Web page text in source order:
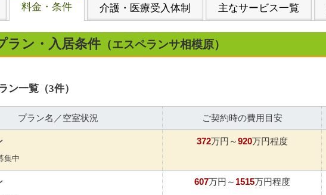
料金・条件 介護・医療受入体制 主なサービス一覧
ラン・入居条件 （エスペランサ相模原）
ン一覧（3件）
プラン名／空室状況 ご契約時の費用目安
集中
372万円～920万円程度
607万円～ 1515万円程度